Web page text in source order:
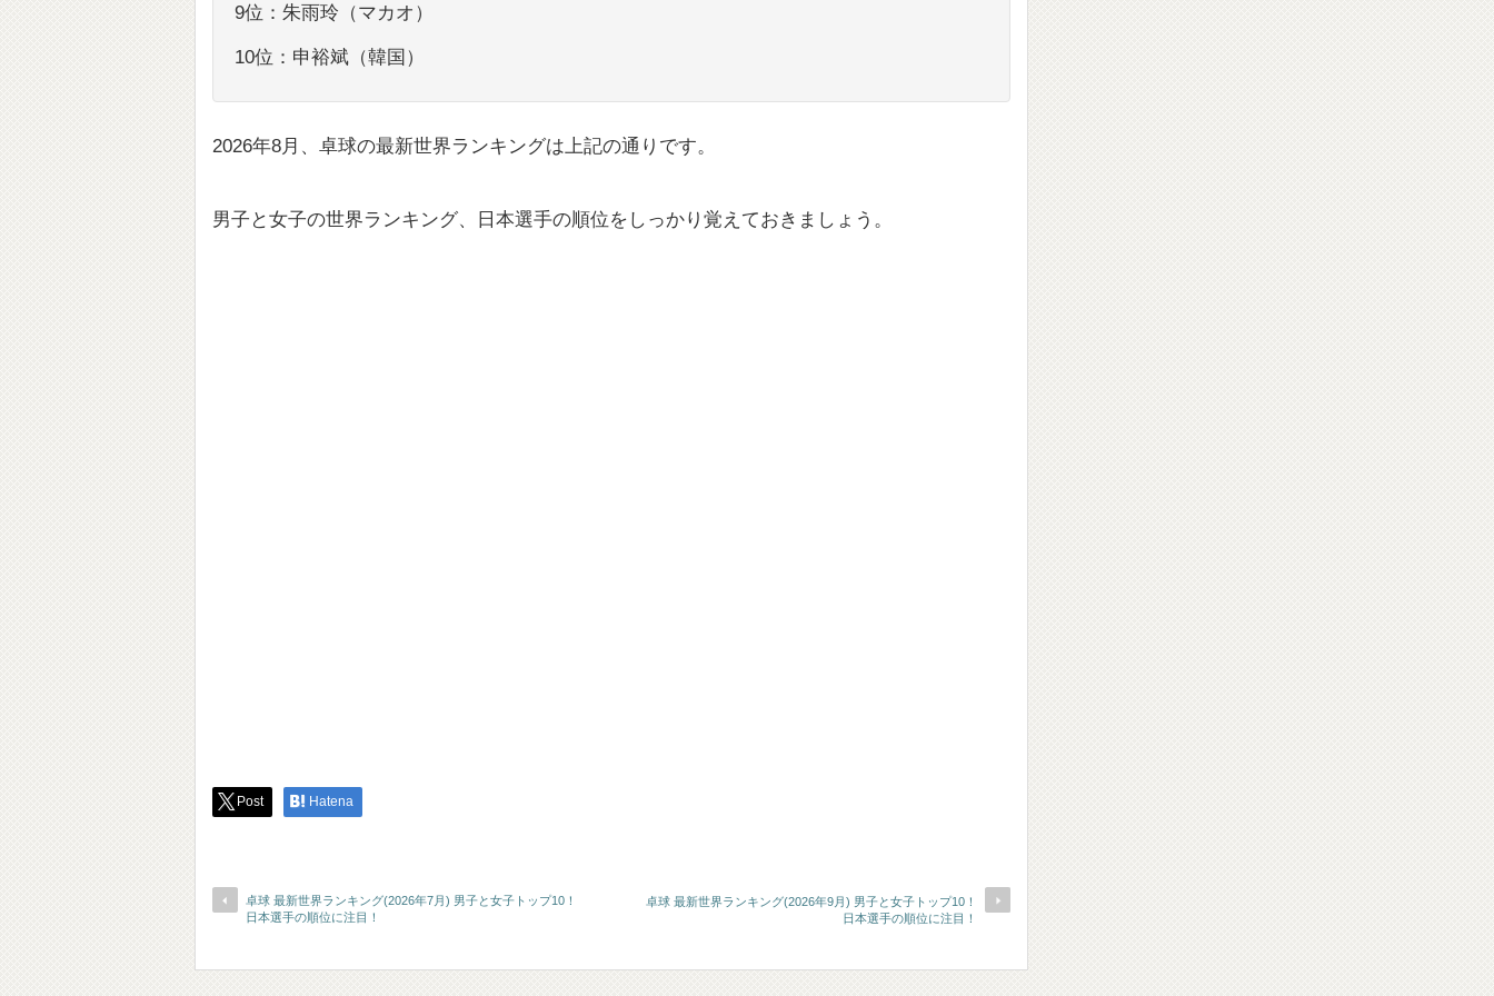
9位：朱雨玲（マカオ）
10位：申裕斌（韓国）
2026年8月、卓球の最新世界ランキングは上記の通りです。
男子と女子の世界ランキング、日本選手の順位をしっかり覚えておきましょう。
Post Hatena
卓球 最新世界ランキング(2026年7月) 男子と女子トップ10！
日本選手の順位に注目！
卓球 最新世界ランキング(2026年9月) 男子と女子トップ10！
日本選手の順位に注目！